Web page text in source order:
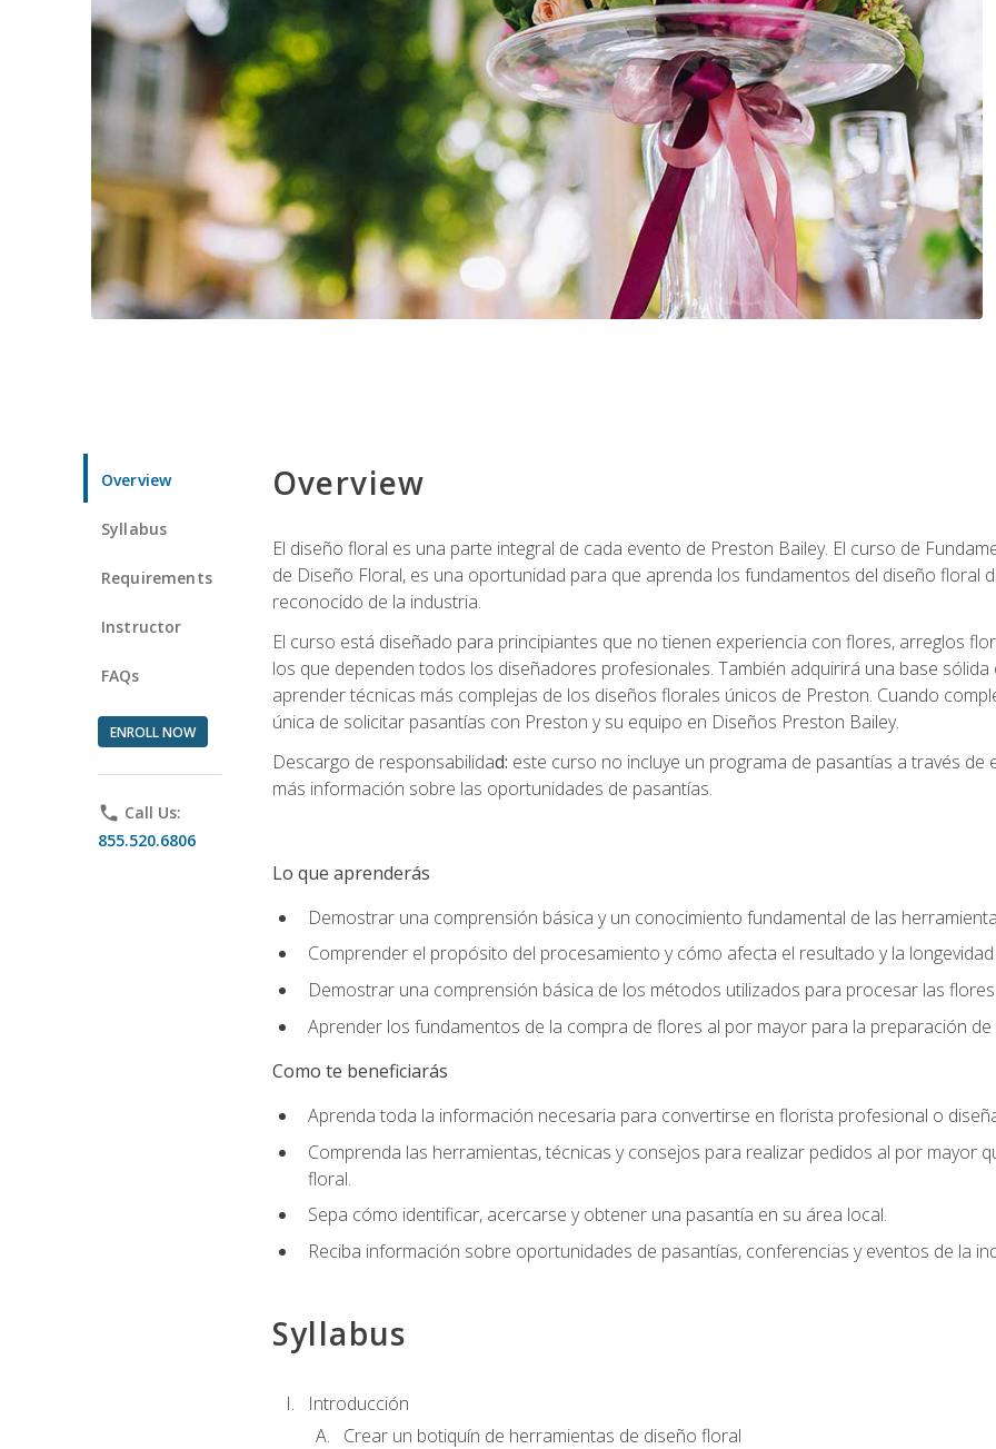
Overview
Syllabus
Requirements
Instructor
FAQs
ENROLL NOW
phone Call Us:
855.520.6806
Overview
El diseño floral es una parte integral de cada evento de Preston Bailey. El curso de
de Diseño Floral, es una oportunidad para que aprenda los fundamentos del diseño floral
reconocido de la industria.
El curso está diseñado para principiantes que no tienen experiencia con flores, arreglos
los que dependen todos los diseñadores profesionales. También adquirirá una base
aprender técnicas más complejas de los diseños florales únicos de Preston. Cuando
única de solicitar pasantías con Preston y su equipo en Diseños Preston Bailey.
Descargo de responsabilidad: este curso no incluye un programa de pasantías a través
más información sobre las oportunidades de pasantías.
Lo que aprenderás
Demostrar una comprensión básica y un conocimiento fundamental de las
Comprender el propósito del procesamiento y cómo afecta el resultado y la
Demostrar una comprensión básica de los métodos utilizados para procesar las
Aprender los fundamentos de la compra de flores al por mayor para la preparación
Como te beneficiarás
Aprenda toda la información necesaria para convertirse en florista profesional o
Comprenda las herramientas, técnicas y consejos para realizar pedidos al por mayor
floral.
Sepa cómo identificar, acercarse y obtener una pasantía en su área local.
Reciba información sobre oportunidades de pasantías, conferencias y eventos de la
Syllabus
Introducción
Crear un botiquín de herramientas de diseño floral